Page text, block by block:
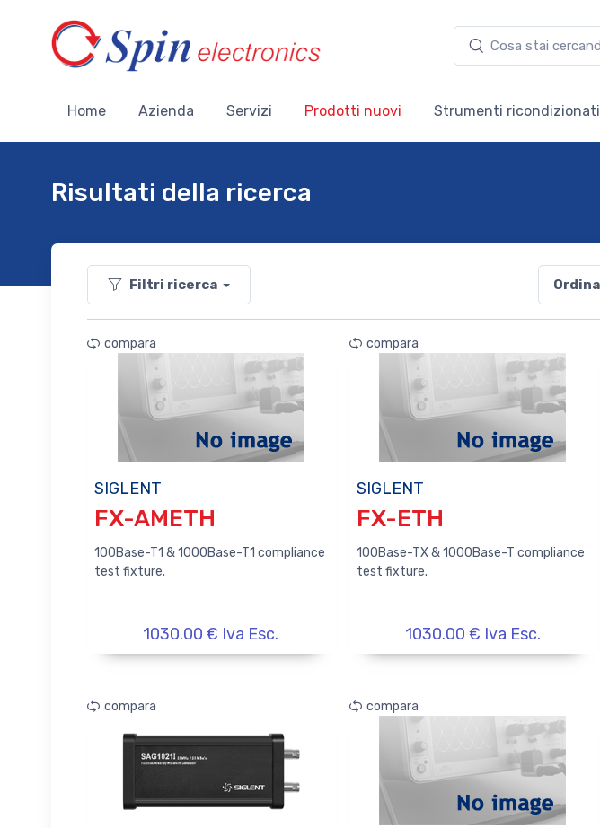
Home Azienda Servizi Prodotti nuovi Strumenti ricondizionati
Risultati della ricerca
Filtri ricerca
compara
SIGLENT
FX-AMETH
100Base-T1 & 1000Base-T1 compliance
test fixture.
1030.00 € Iva Esc.
compara
SIGLENT
FX-ETH
100Base-TX & 1000Base-T compliance
test fixture.
1030.00 € Iva Esc.
compara compara